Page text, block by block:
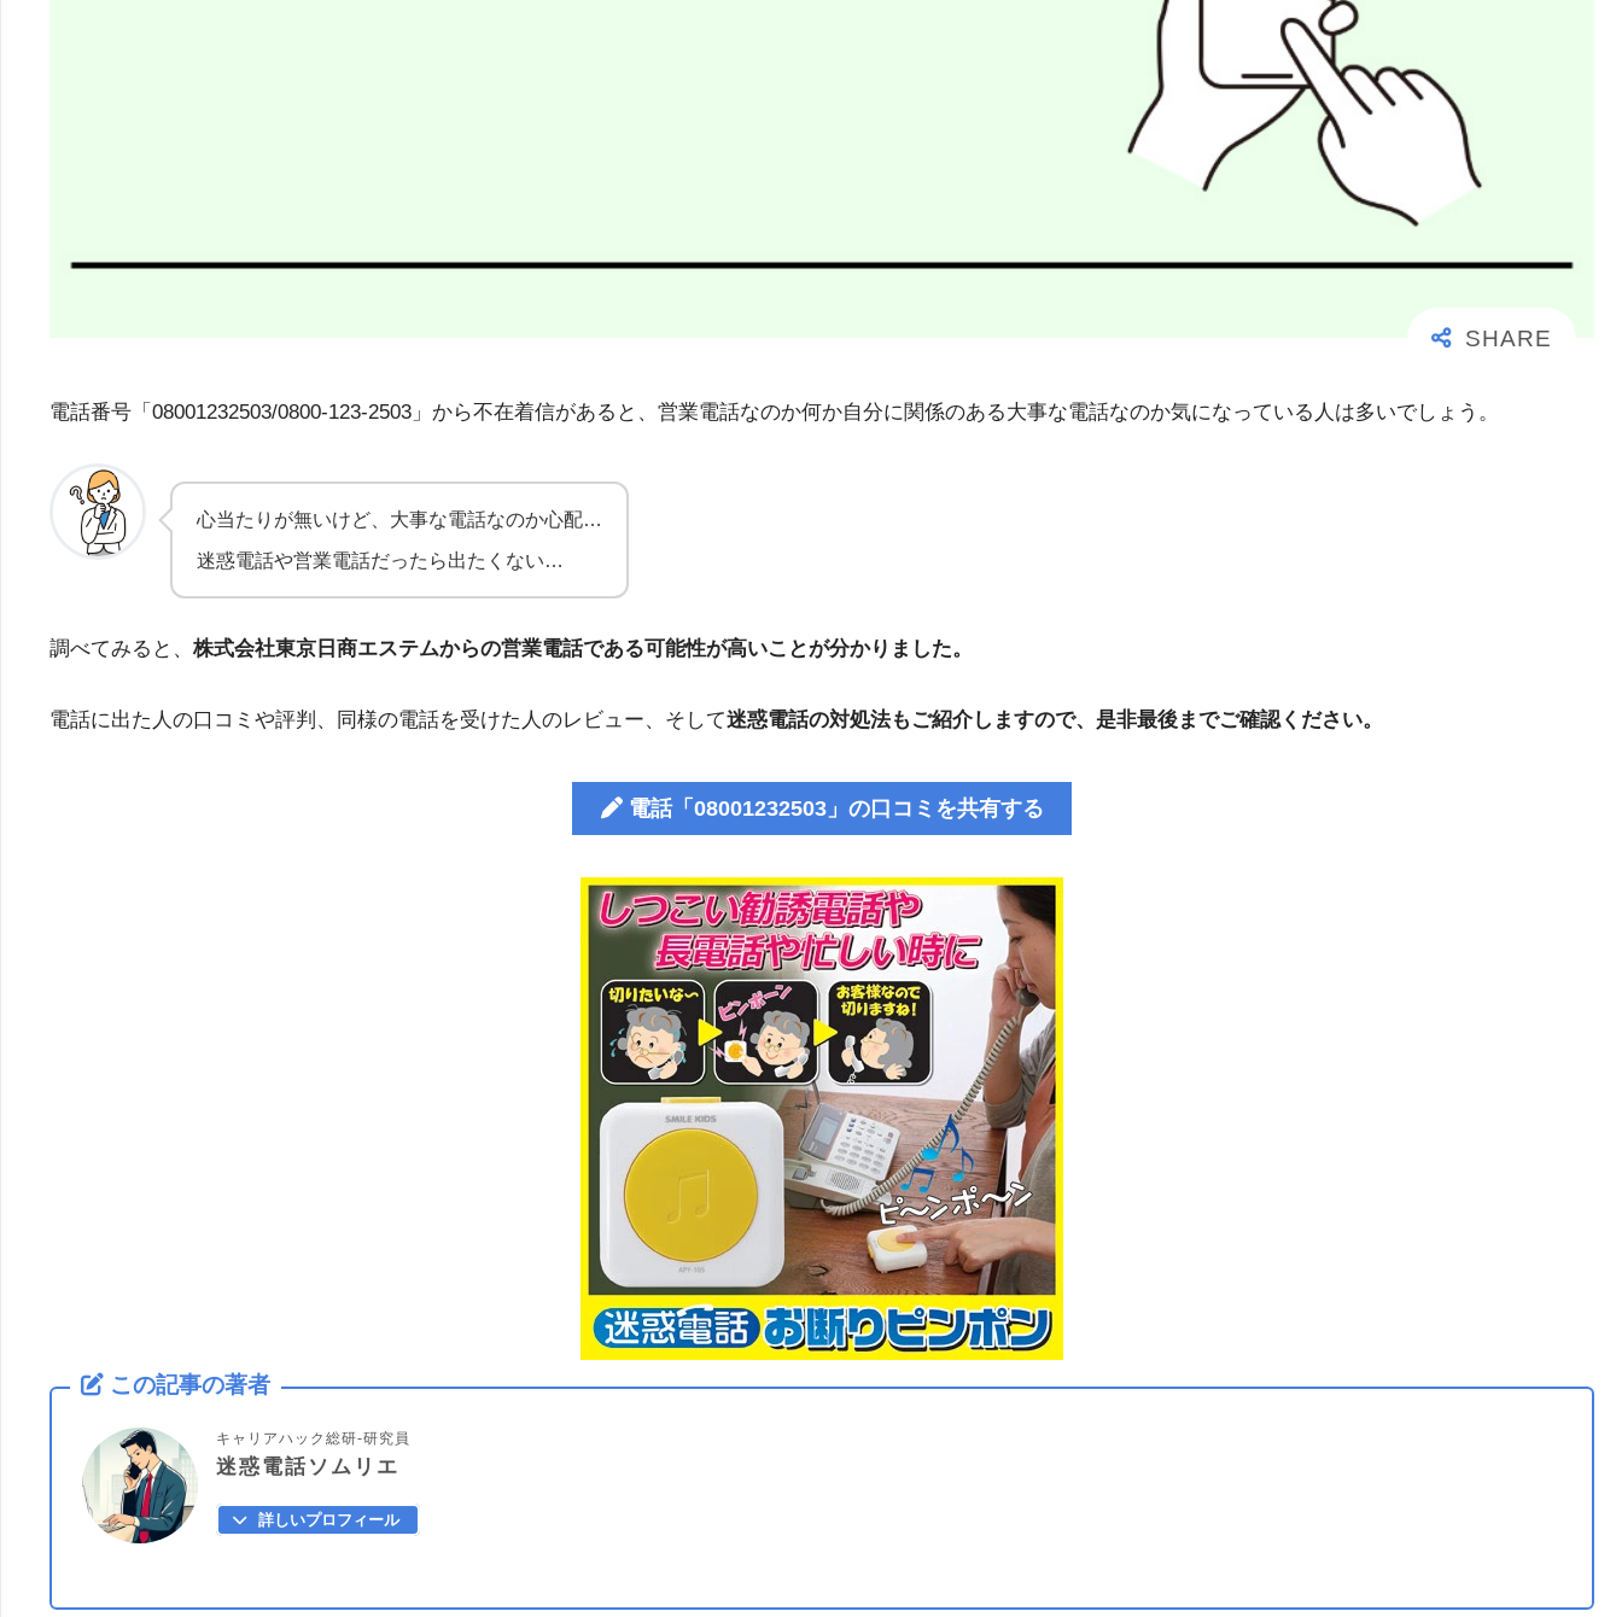
電話番号「08001232503/0800-123-2503」から不在着信があると、営業電話なのか何か自分に関係のある大事な電話なのか気になっている人は多いでしょう。
心当たりが無いけど、大事な電話なのか心配…
迷惑電話や営業電話だったら出たくない…
調べてみると、 株式会社東京日商エステムからの営業電話である可能性が高いことが分かりました。
電話に出た人の口コミや評判、同様の電話を受けた人のレビュー、そして迷惑電話の対処法もご紹介しますので、是非最後までご確認ください。
電話「08001232503」の口コミを共有する
この記事の著者
キャリアハック総研-研究員
迷惑電話ソムリエ
詳しいプロフィール